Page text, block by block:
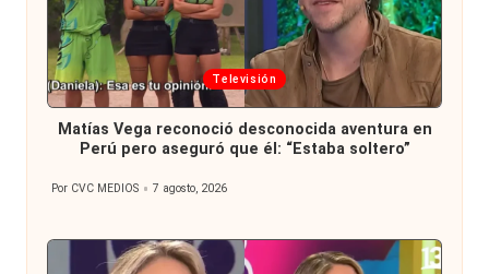
Publicada
en
Televisión
Matías Vega reconoció desconocida aventura en
Perú pero aseguró que él: “Estaba soltero”
Publicado
Por CVC MEDIOS 7 agosto, 2026